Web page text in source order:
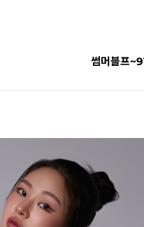
썸머블프